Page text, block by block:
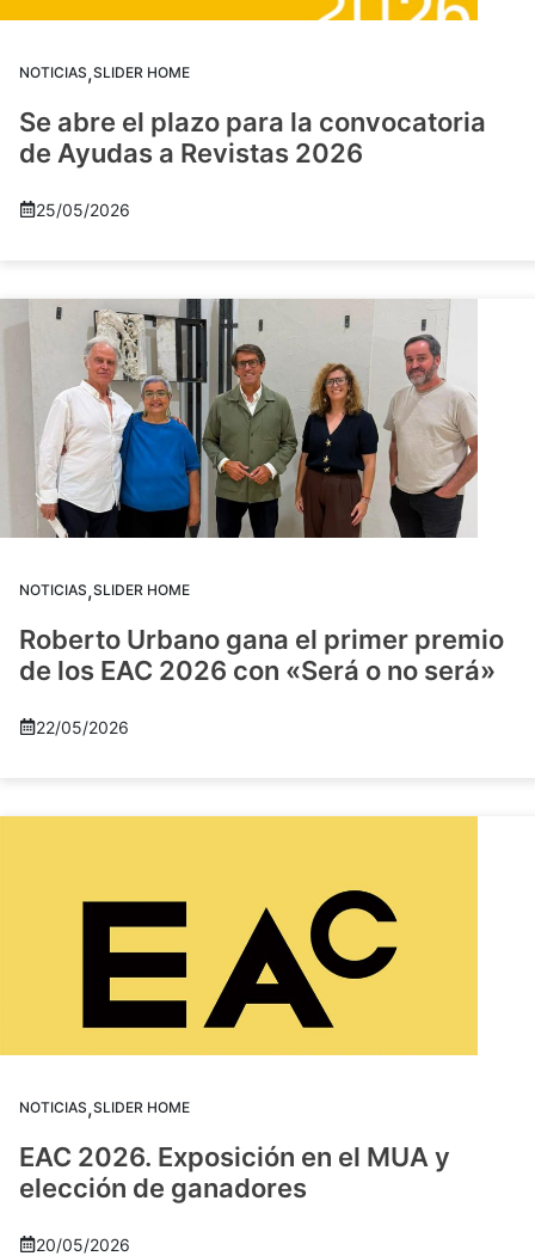
NOTICIAS,SLIDER HOME
Se abre el plazo para la convocatoria
de Ayudas a Revistas 2026
25/05/2026
NOTICIAS,SLIDER HOME
Roberto Urbano gana el primer premio
de los EAC 2026 con «Será o no será»
22/05/2026
NOTICIAS,SLIDER HOME
EAC 2026. Exposición en el MUA y
elección de ganadores
20/05/2026